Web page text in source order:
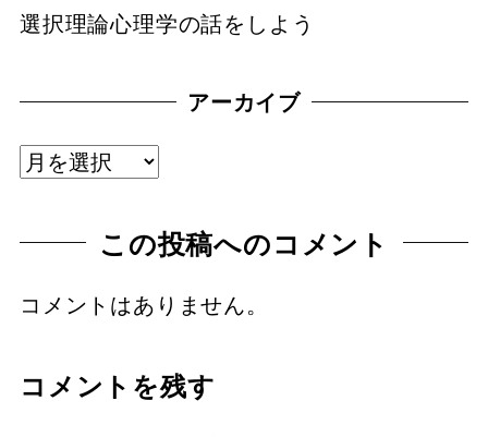
選択理論心理学の話をしよう
アーカイブ
ア
カ
ブ
この投稿へのコメント
コメントはありません。
コメントを残す